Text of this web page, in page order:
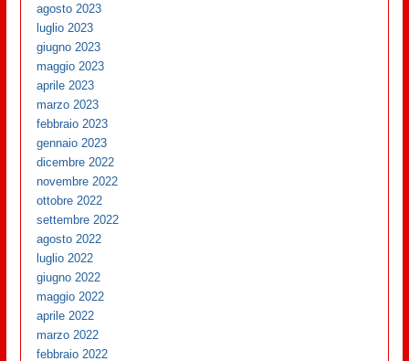
agosto 2023
luglio 2023
giugno 2023
maggio 2023
aprile 2023
marzo 2023
febbraio 2023
gennaio 2023
dicembre 2022
novembre 2022
ottobre 2022
settembre 2022
agosto 2022
luglio 2022
giugno 2022
maggio 2022
aprile 2022
marzo 2022
febbraio 2022